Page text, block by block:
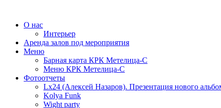
О нас
Интерьер
Аренда залов под мероприятия
Меню
Барная карта КРК Метелица-С
Меню КРК Метелица-С
Фотоотчеты
Lx24 (Алексей Назаров). Презентация нового
Kolya Funk
Wight party